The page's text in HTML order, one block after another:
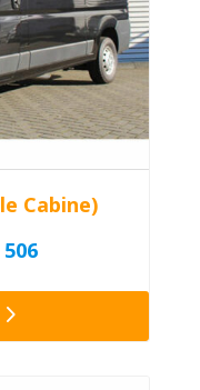
Cabine)